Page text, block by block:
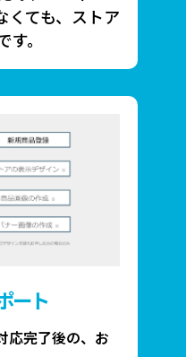
くても、ストア
。
ート
応完了後の、お